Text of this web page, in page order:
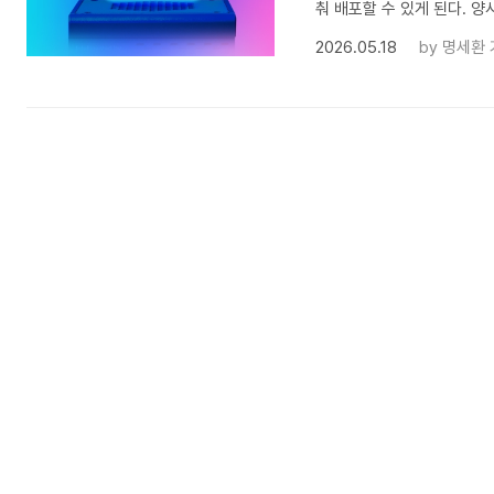
춰 배포할 수 있게 된다.
2026.05.18
by 명세환